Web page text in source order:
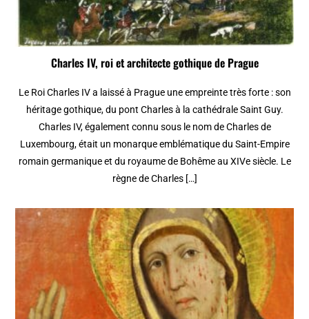
Charles IV, roi et architecte gothique de Prague
Le Roi Charles IV a laissé à Prague une empreinte très forte : son
héritage gothique, du pont Charles à la cathédrale Saint Guy.
Charles IV, également connu sous le nom de Charles de
Luxembourg, était un monarque emblématique du Saint-Empire
romain germanique et du royaume de Bohême au XIVe siècle. Le
règne de Charles […]